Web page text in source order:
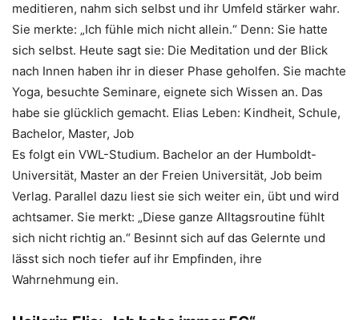
meditieren, nahm sich selbst und ihr Umfeld stärker wahr.
Sie merkte: „Ich fühle mich nicht allein.“ Denn: Sie hatte
sich selbst. Heute sagt sie: Die Meditation und der Blick
nach Innen haben ihr in dieser Phase geholfen. Sie machte
Yoga, besuchte Seminare, eignete sich Wissen an. Das
habe sie glücklich gemacht. Elias Leben: Kindheit, Schule,
Bachelor, Master, Job
Es folgt ein VWL-Studium. Bachelor an der Humboldt-
Universität, Master an der Freien Universität, Job beim
Verlag. Parallel dazu liest sie sich weiter ein, übt und wird
achtsamer. Sie merkt: „Diese ganze Alltagsroutine fühlt
sich nicht richtig an.“ Besinnt sich auf das Gelernte und
lässt sich noch tiefer auf ihr Empfinden, ihre
Wahrnehmung ein.